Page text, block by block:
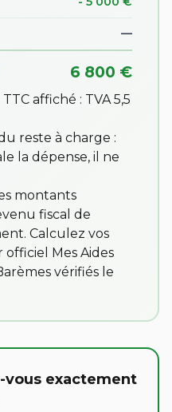
—
6 800 €
affiché : TVA 5,5
reste à charge :
la dépense, il ne
montants
fiscal de
Calculez vos
officiel Mes Aides
vérifiés le
vous exactement